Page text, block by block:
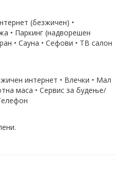
(безжичен) •
• Паркинг (надворешен
• Сауна • Сефови • ТВ салон
интернет • Влечки • Мал
маса • Сервис за будење/